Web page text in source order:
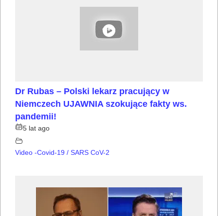
Dr Rubas – Polski lekarz pracujący w
Niemczech UJAWNIA szokujące fakty ws.
pandemii!
5 lat ago
Video -Covid-19 / SARS CoV-2